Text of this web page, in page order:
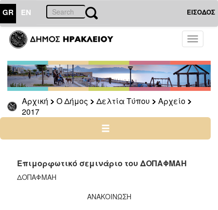
GR EN ΕΙΣΟΔΟΣ
Toggle
Αρχική Ο Δήμος Δελτία Τύπου
Αρχείο
2017
ΔΗΜΟΣ
Δελτία
Τύπου
Αρχείο
2026
2025
2022
2021
Επιμορφωτικό σεμινάριο του ΔΟΠΑΦΜΑΗ
ΔΟΠΑΦΜΑΗ
ΑΝΑΚΟΙΝΩΣΗ